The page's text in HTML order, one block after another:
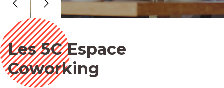
Les 5C Espace
Coworking